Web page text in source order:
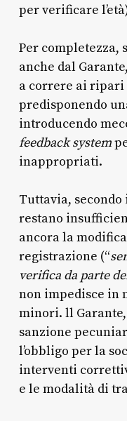
per verificare
Per completezza,
anche dal
a correre ai ripari
predisponendo
introducendo
feedback system
inappropriati.
Tuttavia,
restano
ancora la
registrazione (“
verifica da parte
non impedisce in
minori. ll
sanzione
l’obbligo per la
interventi
e le modalità di